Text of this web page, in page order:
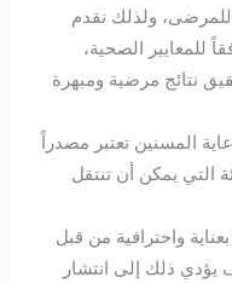
للمرضى، ولذلك نقدم
للمعايير الصحية،
نتائج مرضية ومبهرة
المسنين تعتبر مصدراً
التي يمكن أن تنتقل
واحترافية من قبل
ذلك إلى انتشار